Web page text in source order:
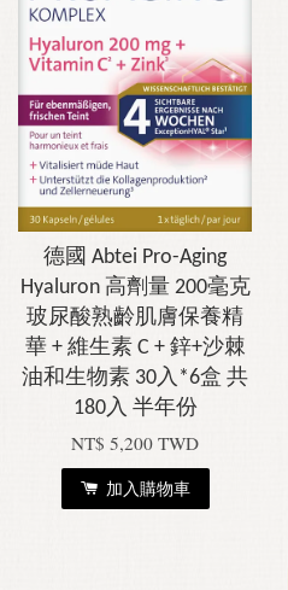
德國 Abtei Pro-Aging
Hyaluron 高劑量 200毫克
玻尿酸熟齡肌膚保養精
華 + 維生素 C + 鋅+沙棘
油和生物素 30入*6盒 共
180入 半年份
NT$ 5,200 TWD
加入購物車